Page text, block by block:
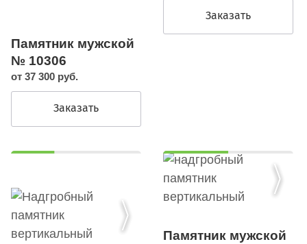
Памятник мужской
№ 10306
от 37 300 руб.
Заказать
Заказать
Памятник мужской